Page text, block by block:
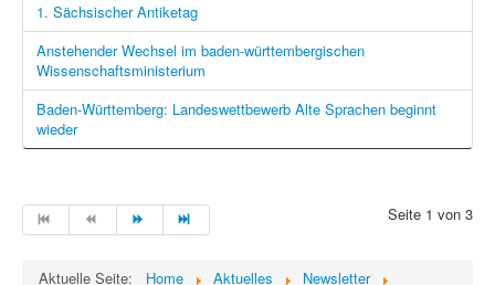
1. Sächsischer Antiketag
Anstehender Wechsel im baden-württembergischen
Wissenschaftsministerium
Baden-Württemberg: Landeswettbewerb Alte Sprachen beginnt
wieder
Seite 1 von 3
Aktuelle Seite: Home Aktuelles Newsletter